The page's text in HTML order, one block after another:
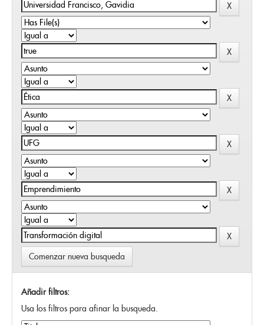
Comenzar nueva busqueda
Añadir filtros:
Usa los filtros para afinar la busqueda.